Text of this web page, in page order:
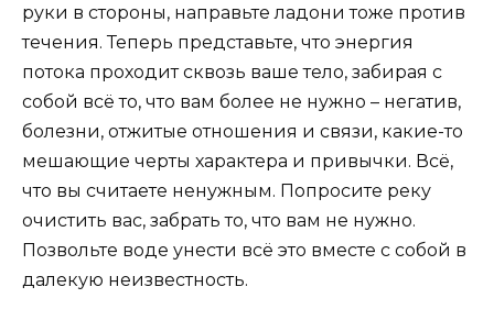
руки в стороны, направьте ладони тоже против
течения. Теперь представьте, что энергия
потока проходит сквозь ваше тело, забирая с
собой всё то, что вам более не нужно – негатив,
болезни, отжитые отношения и связи, какие-то
мешающие черты характера и привычки. Всё,
что вы считаете ненужным. Попросите реку
очистить вас, забрать то, что вам не нужно.
Позвольте воде унести всё это вместе с собой в
далекую неизвестность.